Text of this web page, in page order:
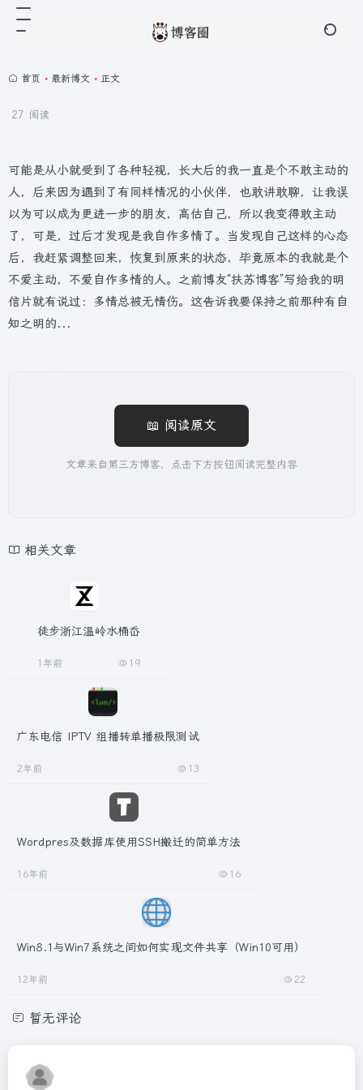
首页 • 最新博文 • 正文
27 阅读
可能是从小就受到了各种轻视，长大后的我一直是个不敢主动的
人，后来因为遇到了有同样情况的小伙伴，也敢讲敢聊，让我误
以为可以成为更进一步的朋友，高估自己，所以我变得敢主动
了，可是，过后才发现是我自作多情了。当发现自己这样的心态
后，我赶紧调整回来，恢复到原来的状态，毕竟原本的我就是个
不爱主动，不爱自作多情的人。之前博友“扶苏博客”写给我的明
信片就有说过：多情总被无情伤。这告诉我要保持之前那种有自
知之明的...
📖 阅读原文
文章来自第三方博客，点击下方按钮阅读完整内容
相关文章
徒步浙江温岭水桶岙
1年前 19
广东电信 IPTV 组播转单播极限测试
2年前 13
Wordpres及数据库使用SSH搬迁的简单方法
16年前 16
Win8.1与Win7系统之间如何实现文件共享（Win10可用）
12年前 22
暂无评论